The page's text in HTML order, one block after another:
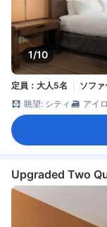
1/10
定員：大人5名
ソフ
眺望: シティ
アイ
Upgraded Two